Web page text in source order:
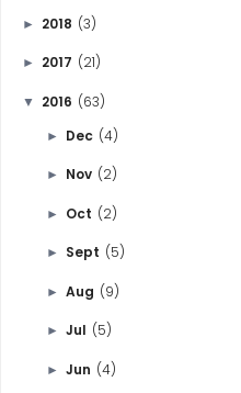
► 2018 (3)
► 2017 (21)
▼ 2016 (63)
► Dec (4)
► Nov (2)
► Oct (2)
► Sept (5)
► Aug (9)
► Jul (5)
► Jun (4)